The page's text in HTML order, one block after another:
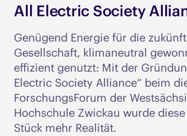
All Electric Society
Genügend Energie für die
Gesellschaft, klimaneutral
effizient genutzt: Mit der
Electric Society Alliance“ beim
ForschungsForum der
Hochschule Zwickau wurde
Stück mehr Realität.